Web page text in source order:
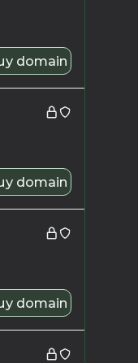
domain
domain
domain